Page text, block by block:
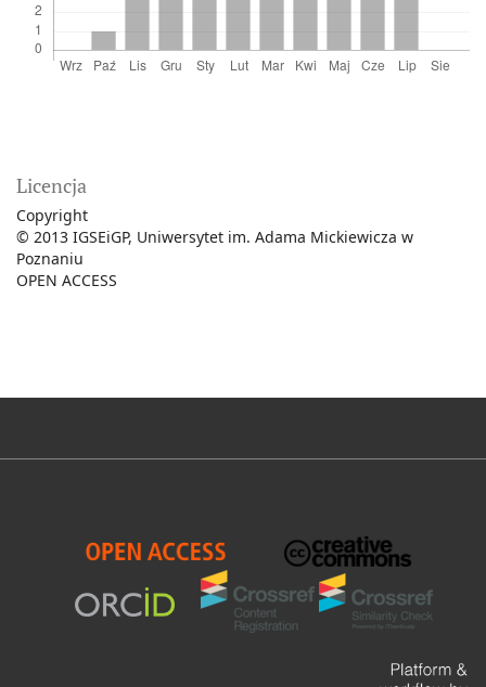
Licencja
Copyright
© 2013 IGSEiGP, Uniwersytet im. Adama Mickiewicza w
Poznaniu
OPEN ACCESS